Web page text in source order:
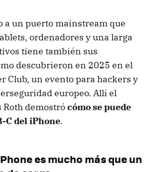
a un puerto mainstream que
ordenadores y una larga
tiene también sus
descubrieron en 2025 en el
Club, un evento para hackers y
europeo. Allí el
Roth demostrócómo se puede
C del iPhone.
es mucho más que un